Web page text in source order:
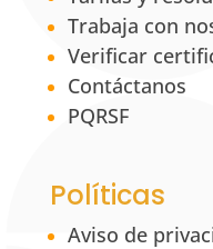
Trabaja con
Verificar
Contáctanos
PQRSF
Políticas
Aviso de